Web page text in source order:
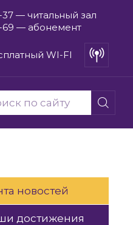
37 — читальный зал
69 — абонемент
WI-FI
новостей
достижения